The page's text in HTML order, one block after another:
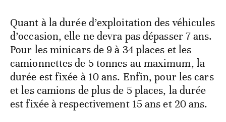
Quant à la durée d’exploitation des véhicules
d’occasion, elle ne devra pas dépasser 7 ans.
Pour les minicars de 9 à 34 places et les
camionnettes de 5 tonnes au maximum, la
durée est fixée à 10 ans. Enfin, pour les cars
et les camions de plus de 5 places, la durée
est fixée à respectivement 15 ans et 20 ans.